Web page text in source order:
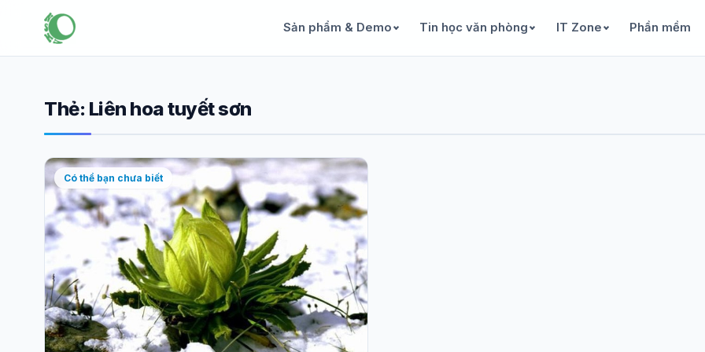
Sản phẩm & Demo Tin học văn phòng IT Zone Phần mềm
Thẻ: Liên hoa tuyết sơn
Có thể bạn chưa biết